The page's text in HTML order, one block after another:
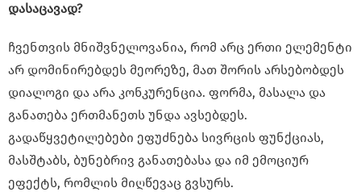
დასაცავად?
ჩვენთვის მნიშვნელოვანია, რომ არც ერთი ელემენტი
არ დომინირებდეს მეორეზე, მათ შორის არსებობდეს
დიალოგი და არა კონკურენცია. ფორმა, მასალა და
განათება ერთმანეთს უნდა ავსებდეს.
გადაწყვეტილებები ეფუძნება სივრცის ფუნქციას,
მასშტაბს, ბუნებრივ განათებასა და იმ ემოციურ
ეფექტს, რომლის მიღწევაც გვსურს.